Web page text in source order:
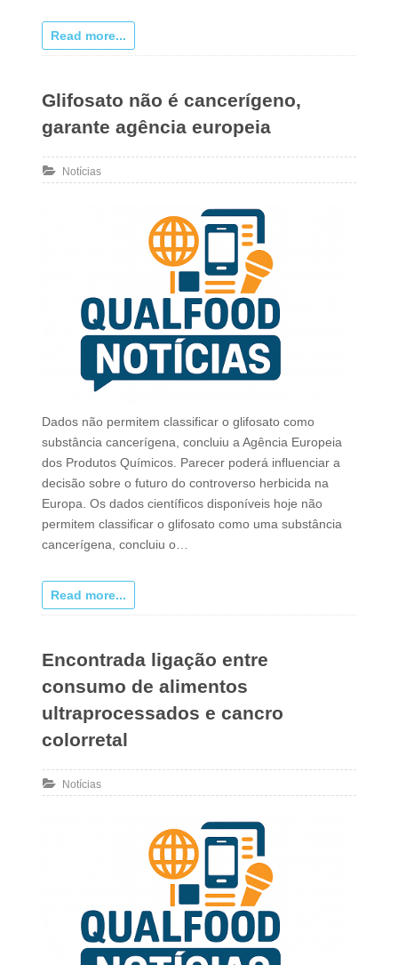
Read more...
Glifosato não é cancerígeno,
garante agência europeia
Notícias
Dados não permitem classificar o glifosato como
substância cancerígena, concluiu a Agência Europeia
dos Produtos Químicos. Parecer poderá influenciar a
decisão sobre o futuro do controverso herbicida na
Europa. Os dados científicos disponíveis hoje não
permitem classificar o glifosato como uma substância
cancerígena, concluiu o…
Read more...
Encontrada ligação entre
consumo de alimentos
ultraprocessados e cancro
colorretal
Notícias